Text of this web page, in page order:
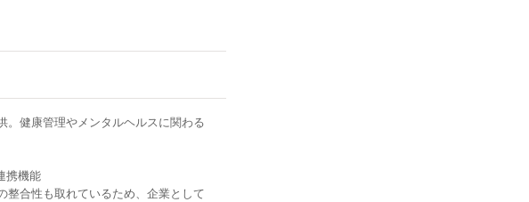
。健康管理やメンタルヘルスに関わる
携機能
合性も取れているため、企業として